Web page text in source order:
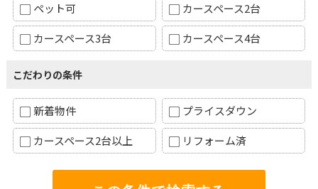
ペット可
カースペース2台
カースペース3台
カースペース4台
こだわりの条件
新着物件
プライスダウン
カースペース2台以上
リフォーム済